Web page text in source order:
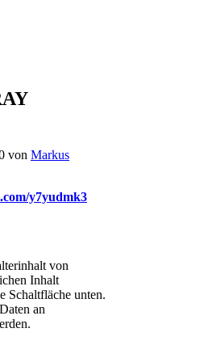
von Markus
y7yudmk3
von
Inhalt
Schaltfläche unten.
an